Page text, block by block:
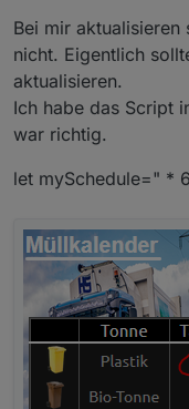
Bei mir
nicht. Eigentlich
aktualisieren.
Ich habe das Script
war richtig.
let mySchedule=" *